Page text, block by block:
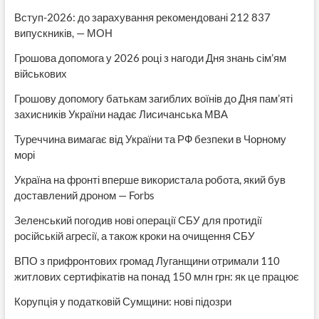
Вступ-2026: до зарахування рекомендовані 212 837
випускників, — МОН
Грошова допомога у 2026 році з нагоди Дня знань сім’ям
військових
Грошову допомогу батькам загиблих воїнів до Дня пам’яті
захисників України надає Лисичанська МВА
Туреччина вимагає від України та РФ безпеки в Чорному
морі
Україна на фронті вперше використала робота, який був
доставлений дроном — Forbs
Зеленський погодив нові операції СБУ для протидії
російській агресії, а також кроки на очищення СБУ
ВПО з прифронтових громад Луганщини отримали 110
житлових сертифікатів на понад 150 млн грн: як це працює
Корупція у податковій Сумщини: нові підозри